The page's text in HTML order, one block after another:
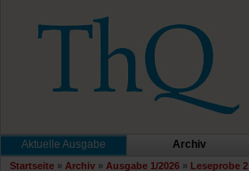
Aktuelle Ausgabe Archiv
Startseite » Archiv » Ausgabe 1/2026 » Leseprobe 2